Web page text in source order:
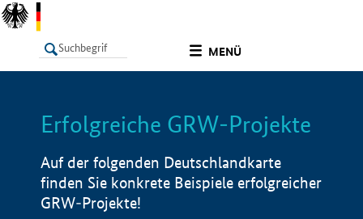
MENÜ
LISTE Info
Erfolgreiche GRW-Projekte
Auf der folgenden Deutschlandkarte
finden Sie konkrete Beispiele erfolgreicher
GRW-Projekte!